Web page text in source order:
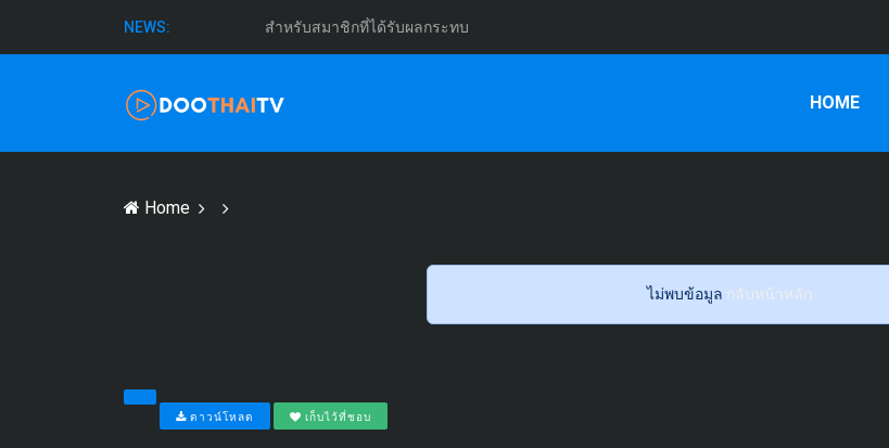
NEWS: สำหรับสมาชิกที่ได้รับผลกระทบ
HOME
Home
ไม่พบข้อมูล กลับหน้าหลัก
ดาวน์โหลด เก็บไว้ที่ชอบ